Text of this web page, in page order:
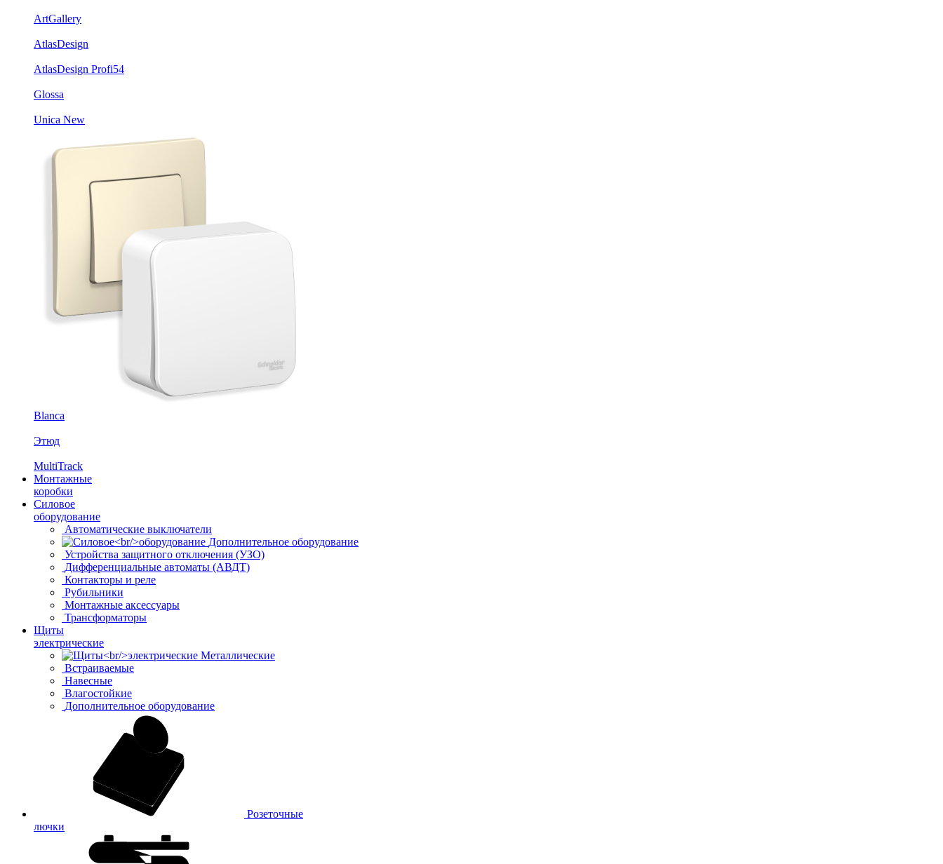
ArtGallery
AtlasDesign
AtlasDesign Profi54
Glossa
Unica New
Blanca
Этюд
MultiTrack
Монтажные
коробки
Силовое
оборудование
Автоматические выключатели
Дополнительное оборудование
Устройства защитного отключения (УЗО)
Дифференциальные автоматы (АВДТ)
Контакторы и реле
Рубильники
Монтажные аксессуары
Трансформаторы
Щиты
электрические
Металлические
Встраиваемые
Навесные
Влагостойкие
Дополнительное оборудование
Розеточные
лючки